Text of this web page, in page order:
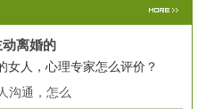
离婚的
女人，心理专家怎么评价？
沟通，怎么